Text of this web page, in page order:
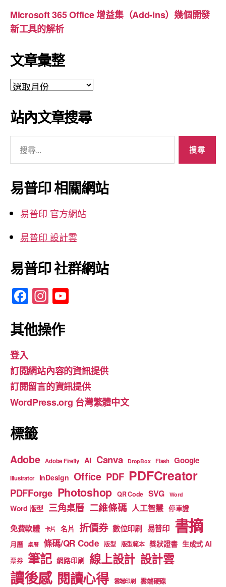
Microsoft 365 Office 增益集（Add-ins）幾個開發
新工具的解析
文章彙整
文
彙
整
站內文章搜尋
關
鍵
字:
易普印 相關網站
易普印 官方網站
易普印 設計雲
易普印 社群網站
F
a
c
b
o
o
k
In
st
a
gr
a
m
u
b
e
其他操作
登入
訂閱網站內容的資訊提供
訂閱留言的資訊提供
WordPress.org 台灣繁體中文
標籤
Adobe Adobe Firefly AI Canva DropBox Flash Google
Illustrator InDesign Office PDF PDFCreator
PDFForge Photoshop QR Code SVG Word
Word 版型 三角桌曆 二維條碼 人工智慧 停車證
免費軟體 卡片 名片 折價券 數位印刷 易普印 書摘
月曆 桌曆 條碼/QR Code 版型 版型範本 獎狀證書 生成式 AI
票券 筆記 網路印刷 線上設計 設計雲
讀後感 閱讀心得 雲端印刷 雲端硬碟